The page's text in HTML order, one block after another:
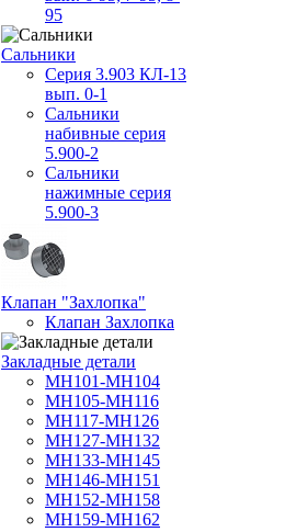
95
Сальники
Серия 3.903 КЛ-13
вып. 0-1
Сальники
набивные серия
5.900-2
Сальники
нажимные серия
5.900-3
Клапан "Захлопка"
Клапан Захлопка
Закладные детали
МН101-МН104
МН105-МН116
МН117-МН126
МН127-МН132
МН133-МН145
МН146-МН151
МН152-МН158
МН159-МН162